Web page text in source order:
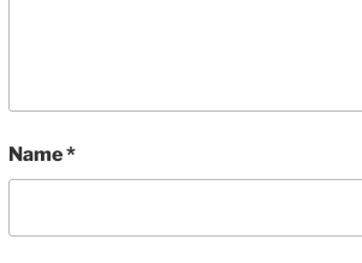
Name*